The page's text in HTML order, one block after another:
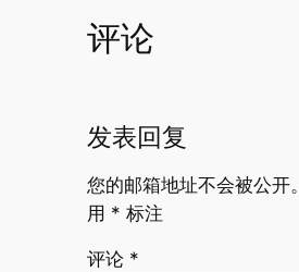
评论
发表回复
您的邮箱地址不会被公开。
用 * 标注
评论 *